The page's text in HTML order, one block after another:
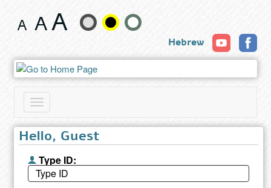
Change
size
and
color
Hebrew
Toggle
navigation
Hello, Guest
Type ID: